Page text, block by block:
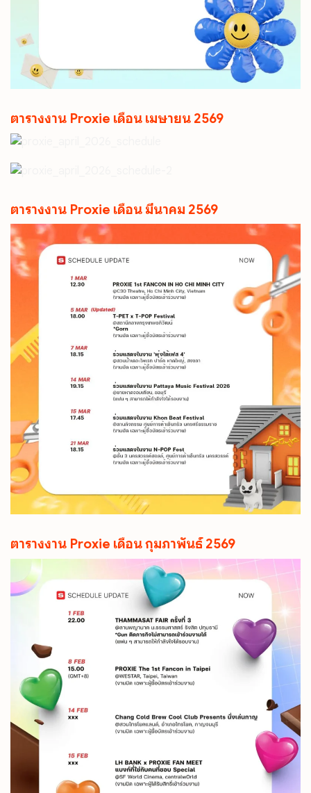
ตารางงาน Proxie เดือน เมษายน 2569
ตารางงาน Proxie เดือน มีนาคม 2569
ตารางงาน Proxie เดือน กุมภาพันธ์ 2569